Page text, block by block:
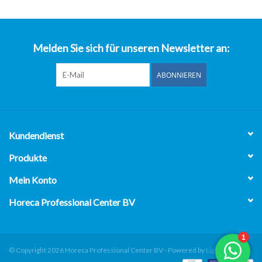
Melden Sie sich für unseren Newsletter an:
ABONNIEREN
Kundendienst
Produkte
Mein Konto
Horeca Professional Center BV
© Copyright 2026 Horeca Professional Center BV - Powered by Lightspeed